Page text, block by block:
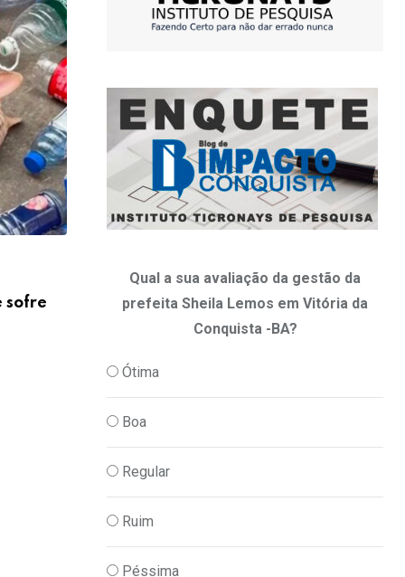
sofre
INTERNACIONAL,PODER
Putin diz que acredita que guerra na
10/05/2026
Qual a sua avaliação da gestão da
prefeita Sheila Lemos em Vitória da
Conquista -BA?
Ótima
Boa
Regular
Ruim
Péssima